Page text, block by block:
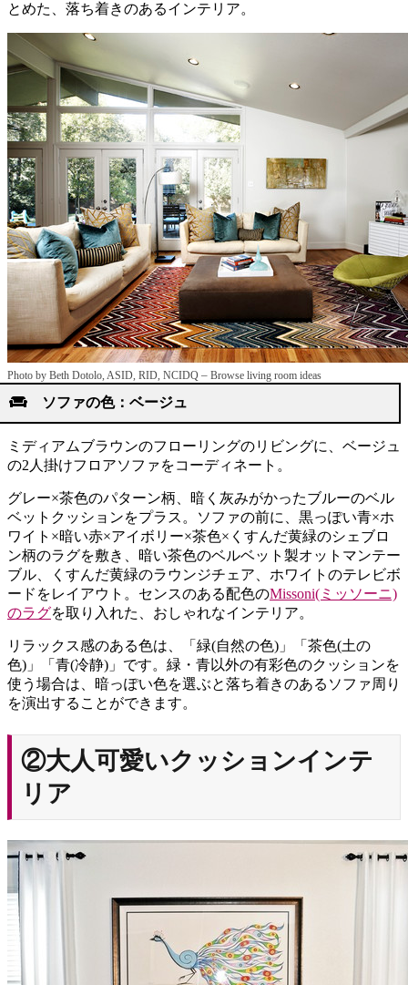
とめた、落ち着きのあるインテリア。
Photo by Beth Dotolo, ASID, RID, NCIDQ – Browse living room ideas
ソファの色：ベージュ
ミディアムブラウンのフローリングのリビングに、ベージュ
の2人掛けフロアソファをコーディネート。
グレー×茶色のパターン柄、暗く灰みがかったブルーのベル
ベットクッションをプラス。ソファの前に、黒っぽい青×ホ
ワイト×暗い赤×アイボリー×茶色×くすんだ黄緑のシェブロ
ン柄のラグを敷き、暗い茶色のベルベット製オットマンテー
ブル、くすんだ黄緑のラウンジチェア、ホワイトのテレビボ
ードをレイアウト。センスのある配色のMissoni(ミッソーニ)
のラグを取り入れた、おしゃれなインテリア。
リラックス感のある色は、「緑(自然の色)」「茶色(土の
色)」「青(冷静)」です。緑・青以外の有彩色のクッションを
使う場合は、暗っぽい色を選ぶと落ち着きのあるソファ周り
を演出することができます。
②大人可愛いクッションインテ
リア